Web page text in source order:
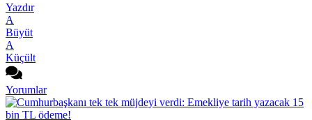
Yazdır
A
Büyüt
A
Küçült
Yorumlar